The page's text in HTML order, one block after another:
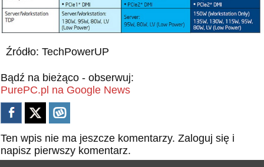
Źródło: TechPowerUP
Bądź na bieżąco - obserwuj:
PurePC.pl na Google News
Ten wpis nie ma jeszcze komentarzy. Zaloguj się i
napisz pierwszy komentarz.